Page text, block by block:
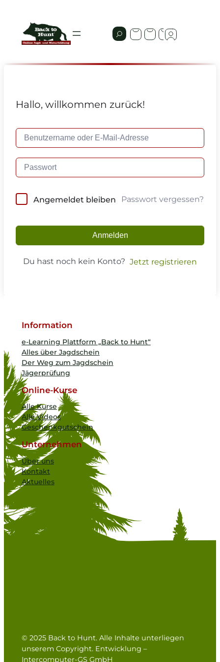
Hallo, willkommen zurück!
Angemeldet bleiben Passwort vergessen?
Anmelden
Du hast noch kein Konto? Jetzt registrieren
Information
e-Learning Plattform „Back to Hunt“
Alles über Jagdschein
Der Weg zum Jagdschein
Jägerprüfung
Online-Kurse
Alle Kurse
Alle Videos
Geschenkgutschein
Unternehmen
Über uns
Kontakt
Aktuelles
© 2025 Back to Hunt. Alle Inhalte unterliegen
unserem Copyright. Entwicklung –
Intercomputer-GS GmbH